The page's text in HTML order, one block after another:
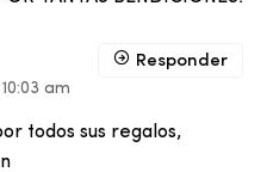
am
todos sus regalos,
Responder